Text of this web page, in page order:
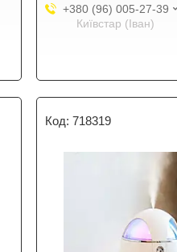
+380 (96) 005-27-39
Київстар (Іван)
718319